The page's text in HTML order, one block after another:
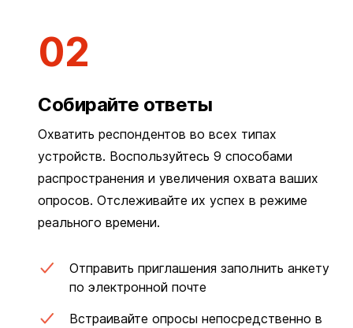
Собирайте ответы
Охватить респондентов во всех типах
устройств. Воспользуйтесь 9 способами
распространения и увеличения охвата ваших
опросов. Отслеживайте их успех в режиме
реального времени.
Отправить приглашения заполнить анкету
по электронной почте
Встраивайте опросы непосредственно в